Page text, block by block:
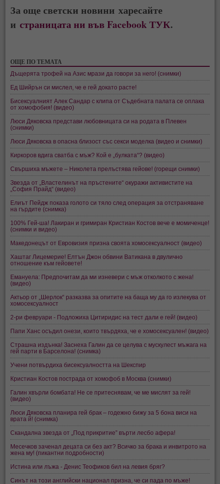
За още светски новини харесайте
истраницата ни във Facebook ТУК.
ОЩЕ ПО ТЕМАТА
Дъщерята трофей на Азис мрази да говори за него! (снимки)
Ед Шийрън си мислел, че е гей докато расте!
Бисексуалният Алек Сандар с клипа от Съдебната палата се оплака
от хомофобия! (видео)
Люси Дяковска представи любовницата си на родата в Плевен
(снимки)
Люси Дяковска в опасна близост със секси моделка (видео и снимки)
Киркоров вдига сватба с мъж? Кой е „булката“? (видео)
Свършиха мъжете – Николета прелъстява гейове! (горещи снимки)
Звезда от „Властелинът на пръстените“ окуражи активистите на
„София Прайд“ (видео)
Елиът Пейдж показа голото си тяло след операция за отстраняване
на гърдите (снимка)
100% Гей-ша! Лакиран и гримиран Кристиан Костов вече е момиченце!
(снимки и видео)
Македонецът от Евровизия призна своята хомосексуалност (видео)
Хаштаг Лицемерие! Елтън Джон обвини Ватикана в двулично
отношение към гейовете!
Емануела: Предпочитам да ми изневери с мъж отколкото с жена!
(видео)
Актьор от „Шерлок“ разказва за опитите на баща му да го излекува от
хомосексуалност
2-ри февруари - Подложиха Цитиридис на тест дали е гей! (видео)
Папи Ханс осъдил онези, които твърдяха, че е хомосексуален! (видео)
Страшна издънка! Заснеха Галин да се целува с мускулест мъжага на
гей парти в Барселона! (снимка)
Учени потвърдиха бисексуалността на Шекспир
Кристиан Костов пострада от хомофоб в Москва (снимки)
Галин хвърли бомбата! Не се притеснявам, че ме мислят за гей!
(видео)
Люси Дяковска планира гей брак – годежно бижу за 5 бона виси на
врата й! (снимка)
Скандална звезда от „Под прикритие” върти лесбо афера!
Месечков заченал децата си без акт? Всичко за брака и инвитрото на
жена му! (пикантни подробности)
Истина или лъжа - Денис Теофиков бил на левия бряг?
Синът на този английски национал призна, че си пада по мъже!